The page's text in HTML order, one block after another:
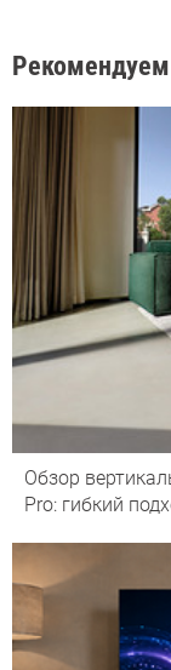
Рекомендуем
Обзор
Pro: гибкий